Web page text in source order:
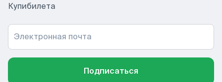
Купибилета
Электронная почта
Подписаться